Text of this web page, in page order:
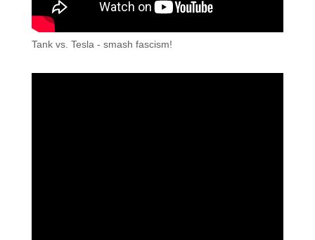
Tank vs. Tesla - smash fascism!